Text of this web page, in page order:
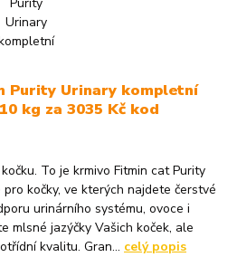
Purity Urinary kompletní
kg za 3035 Kč kod
To je krmivo Fitmin cat Purity
kočky, ve kterých najdete čerstvé
urinárního systému, ovoce i
mlsné jazýčky Vašich koček, ale
kvalitu. Gran... celý popis